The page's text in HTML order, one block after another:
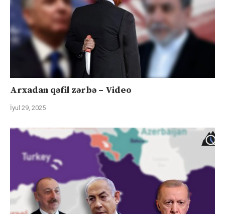
Arxadan qəfil zərbə – Video
İyul 29, 2025